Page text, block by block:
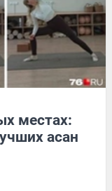
местах:
асан